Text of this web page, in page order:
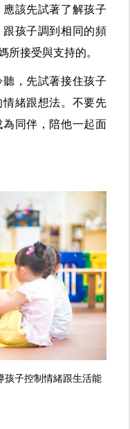
該先試著了解孩子
孩子調到相同的頻
所接受與支持的。
，先試著接住孩子
緒跟想法。不要先
同伴，陪他一起面
子控制情緒跟生活能